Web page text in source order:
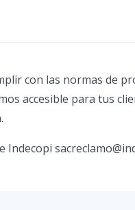
con las normas de
accesible para tus
Indecopi